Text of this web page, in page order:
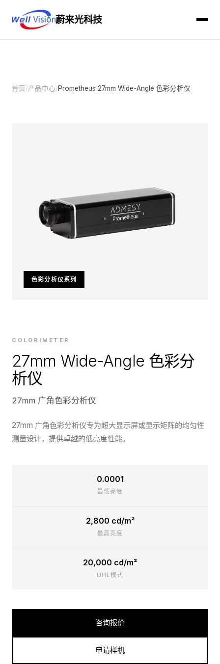
蔚来光科技
首页/产品中心/Prometheus 27mm Wide-Angle 色彩分析仪
色彩分析仪系列
COLORIMETER
27mm Wide-Angle 色彩分
析仪
27mm 广角色彩分析仪
27mm 广角色彩分析仪专为超大显示屏或显示矩阵的均匀性
测量设计，提供卓越的低亮度性能。
0.0001
最低亮度
2,800 cd/m²
最高亮度
20,000 cd/m²
UHL模式
咨询报价
申请样机